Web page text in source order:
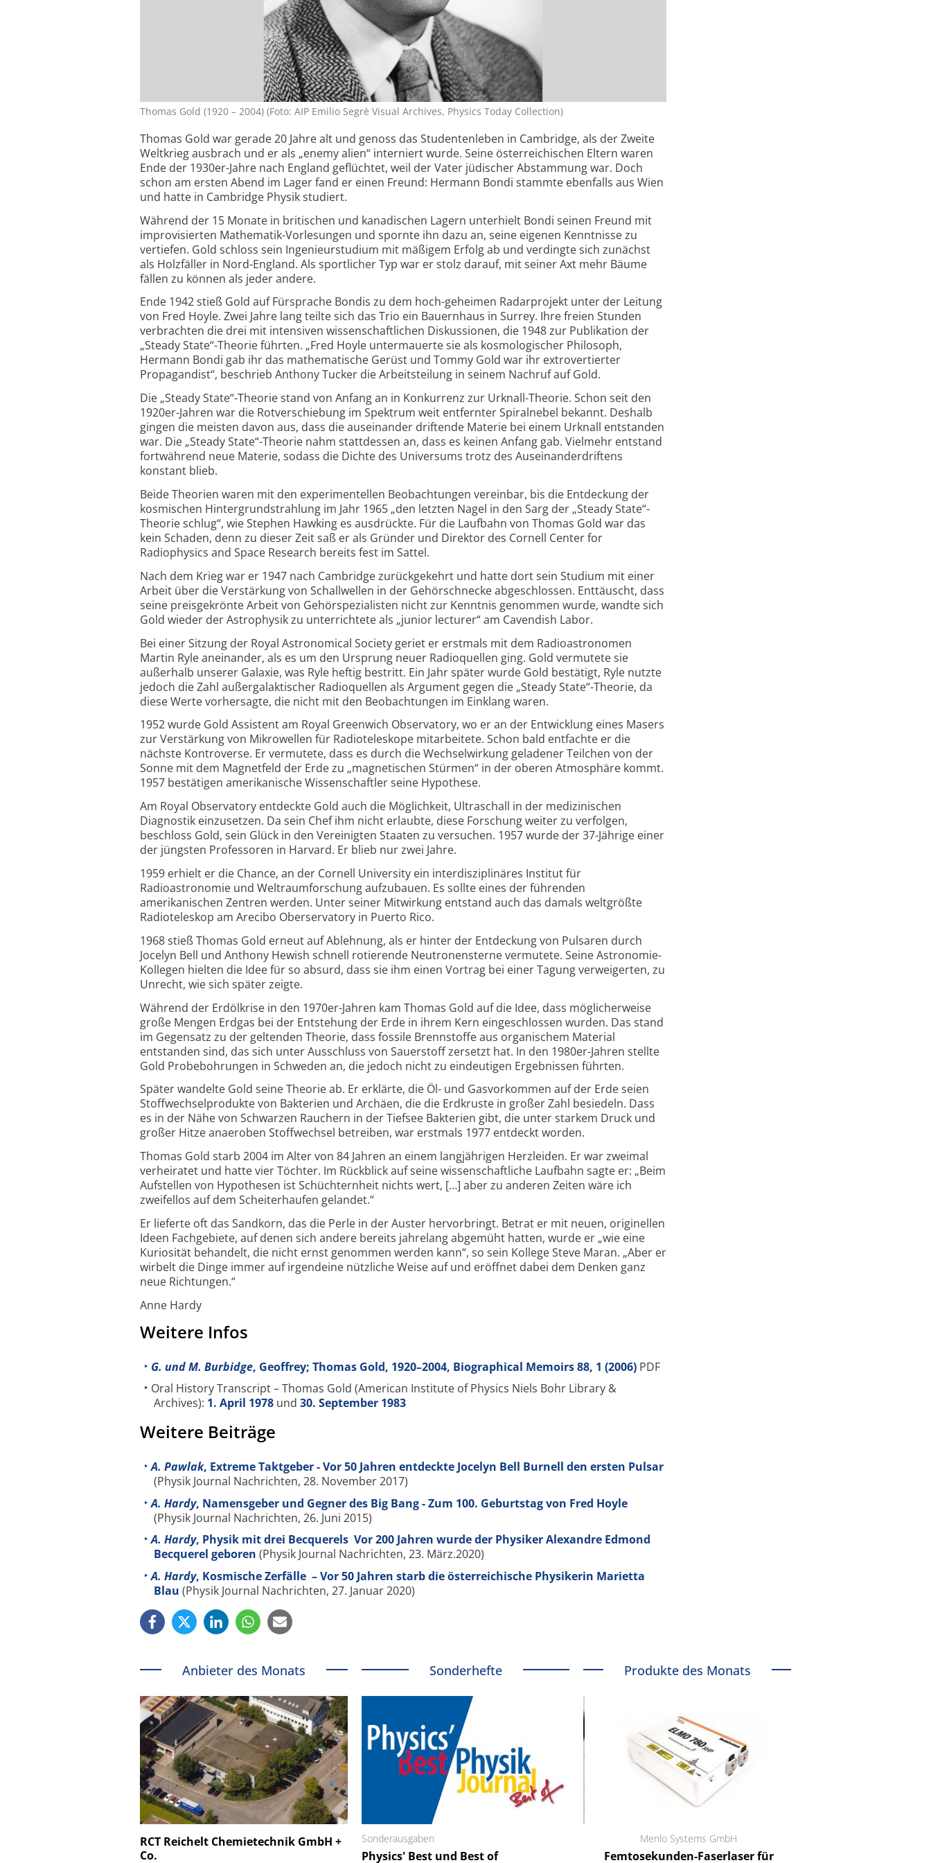
Thomas Gold (1920 – 2004) (Foto: AIP Emilio Segrè Visual Archives, Physics Today Collection)
Thomas Gold war gerade 20 Jahre alt und genoss das Studentenleben in Cambridge, als der Zweite
Weltkrieg ausbrach und er als „enemy alien“ interniert wurde. Seine österreichischen Eltern waren
Ende der 1930er-Jahre nach England geflüchtet, weil der Vater jüdischer Abstammung war. Doch
schon am ersten Abend im Lager fand er einen Freund: Hermann Bondi stammte ebenfalls aus Wien
und hatte in Cambridge Physik studiert.
Während der 15 Monate in britischen und kanadischen Lagern unterhielt Bondi seinen Freund mit
improvisierten Mathematik-Vorlesungen und spornte ihn dazu an, seine eigenen Kenntnisse zu
vertiefen. Gold schloss sein Ingenieurstudium mit mäßigem Erfolg ab und verdingte sich zunächst
als Holzfäller in Nord-England. Als sportlicher Typ war er stolz darauf, mit seiner Axt mehr Bäume
fällen zu können als jeder andere.
Ende 1942 stieß Gold auf Fürsprache Bondis zu dem hoch-geheimen Radarprojekt unter der Leitung
von Fred Hoyle. Zwei Jahre lang teilte sich das Trio ein Bauernhaus in Surrey. Ihre freien Stunden
verbrachten die drei mit intensiven wissenschaftlichen Diskussionen, die 1948 zur Publikation der
„Steady State“-Theorie führten. „Fred Hoyle untermauerte sie als kosmologischer Philosoph,
Hermann Bondi gab ihr das mathematische Gerüst und Tommy Gold war ihr extrovertierter
Propagandist“, beschrieb Anthony Tucker die Arbeitsteilung in seinem Nachruf auf Gold.
Die „Steady State“-Theorie stand von Anfang an in Konkurrenz zur Urknall-Theorie. Schon seit den
1920er-Jahren war die Rotverschiebung im Spektrum weit entfernter Spiralnebel bekannt. Deshalb
gingen die meisten davon aus, dass die auseinander driftende Materie bei einem Urknall entstanden
war. Die „Steady State“-Theorie nahm stattdessen an, dass es keinen Anfang gab. Vielmehr entstand
fortwährend neue Materie, sodass die Dichte des Universums trotz des Auseinanderdriftens
konstant blieb.
Beide Theorien waren mit den experimentellen Beobachtungen vereinbar, bis die Entdeckung der
kosmischen Hintergrundstrahlung im Jahr 1965 „den letzten Nagel in den Sarg der „Steady State“-
Theorie schlug“, wie Stephen Hawking es ausdrückte. Für die Laufbahn von Thomas Gold war das
kein Schaden, denn zu dieser Zeit saß er als Gründer und Direktor des Cornell Center for
Radiophysics and Space Research bereits fest im Sattel.
Nach dem Krieg war er 1947 nach Cambridge zurückgekehrt und hatte dort sein Studium mit einer
Arbeit über die Verstärkung von Schallwellen in der Gehörschnecke abgeschlossen. Enttäuscht, dass
seine preisgekrönte Arbeit von Gehörspezialisten nicht zur Kenntnis genommen wurde, wandte sich
Gold wieder der Astrophysik zu unterrichtete als „junior lecturer“ am Cavendish Labor.
Bei einer Sitzung der Royal Astronomical Society geriet er erstmals mit dem Radioastronomen
Martin Ryle aneinander, als es um den Ursprung neuer Radioquellen ging. Gold vermutete sie
außerhalb unserer Galaxie, was Ryle heftig bestritt. Ein Jahr später wurde Gold bestätigt, Ryle nutzte
jedoch die Zahl außergalaktischer Radioquellen als Argument gegen die „Steady State“-Theorie, da
diese Werte vorhersagte, die nicht mit den Beobachtungen im Einklang waren.
1952 wurde Gold Assistent am Royal Greenwich Observatory, wo er an der Entwicklung eines Masers
zur Verstärkung von Mikrowellen für Radioteleskope mitarbeitete. Schon bald entfachte er die
nächste Kontroverse. Er vermutete, dass es durch die Wechselwirkung geladener Teilchen von der
Sonne mit dem Magnetfeld der Erde zu „magnetischen Stürmen“ in der oberen Atmosphäre kommt.
1957 bestätigen amerikanische Wissenschaftler seine Hypothese.
Am Royal Observatory entdeckte Gold auch die Möglichkeit, Ultraschall in der medizinischen
Diagnostik einzusetzen. Da sein Chef ihm nicht erlaubte, diese Forschung weiter zu verfolgen,
beschloss Gold, sein Glück in den Vereinigten Staaten zu versuchen. 1957 wurde der 37-Jährige einer
der jüngsten Professoren in Harvard. Er blieb nur zwei Jahre.
1959 erhielt er die Chance, an der Cornell University ein interdisziplinäres Institut für
Radioastronomie und Weltraumforschung aufzubauen. Es sollte eines der führenden
amerikanischen Zentren werden. Unter seiner Mitwirkung entstand auch das damals weltgrößte
Radioteleskop am Arecibo Oberservatory in Puerto Rico.
1968 stieß Thomas Gold erneut auf Ablehnung, als er hinter der Entdeckung von Pulsaren durch
Jocelyn Bell und Anthony Hewish schnell rotierende Neutronensterne vermutete. Seine Astronomie-
Kollegen hielten die Idee für so absurd, dass sie ihm einen Vortrag bei einer Tagung verweigerten, zu
Unrecht, wie sich später zeigte.
Während der Erdölkrise in den 1970er-Jahren kam Thomas Gold auf die Idee, dass möglicherweise
große Mengen Erdgas bei der Entstehung der Erde in ihrem Kern eingeschlossen wurden. Das stand
im Gegensatz zu der geltenden Theorie, dass fossile Brennstoffe aus organischem Material
entstanden sind, das sich unter Ausschluss von Sauerstoff zersetzt hat. In den 1980er-Jahren stellte
Gold Probebohrungen in Schweden an, die jedoch nicht zu eindeutigen Ergebnissen führten.
Später wandelte Gold seine Theorie ab. Er erklärte, die Öl- und Gasvorkommen auf der Erde seien
Stoffwechselprodukte von Bakterien und Archäen, die die Erdkruste in großer Zahl besiedeln. Dass
es in der Nähe von Schwarzen Rauchern in der Tiefsee Bakterien gibt, die unter starkem Druck und
großer Hitze anaeroben Stoffwechsel betreiben, war erstmals 1977 entdeckt worden.
Thomas Gold starb 2004 im Alter von 84 Jahren an einem langjährigen Herzleiden. Er war zweimal
verheiratet und hatte vier Töchter. Im Rückblick auf seine wissenschaftliche Laufbahn sagte er: „Beim
Aufstellen von Hypothesen ist Schüchternheit nichts wert, […] aber zu anderen Zeiten wäre ich
zweifellos auf dem Scheiterhaufen gelandet.“
Er lieferte oft das Sandkorn, das die Perle in der Auster hervorbringt. Betrat er mit neuen, originellen
Ideen Fachgebiete, auf denen sich andere bereits jahrelang abgemüht hatten, wurde er „wie eine
Kuriosität behandelt, die nicht ernst genommen werden kann“, so sein Kollege Steve Maran. „Aber er
wirbelt die Dinge immer auf irgendeine nützliche Weise auf und eröffnet dabei dem Denken ganz
neue Richtungen.“
Anne Hardy
Weitere Infos
G. und M. Burbidge, Geoffrey; Thomas Gold, 1920–2004, Biographical Memoirs88, 1 (2006) PDF
Oral History Transcript – Thomas Gold (American Institute of Physics Niels Bohr Library &
Archives): 1. April 1978 und 30. September 1983
Weitere Beiträge
A. Pawlak, Extreme Taktgeber - Vor 50 Jahren entdeckte Jocelyn Bell Burnell den ersten Pulsar
(Physik Journal Nachrichten, 28. November 2017)
A. Hardy, Namensgeber und Gegner des Big Bang - Zum 100. Geburtstag von Fred Hoyle
(Physik Journal Nachrichten, 26. Juni 2015)
A. Hardy, Physik mit drei Becquerels Vor 200 Jahren wurde der Physiker Alexandre Edmond
Becquerel geboren (Physik Journal Nachrichten, 23. März.2020)
A. Hardy, Kosmische Zerfälle – Vor 50 Jahren starb die österreichische Physikerin Marietta
Blau (Physik Journal Nachrichten, 27. Januar 2020)
Anbieter des Monats
RCT Reichelt Chemietechnik GmbH +
Co.
Sonderhefte
Sonderausgaben
Physics' Best und Best of
Produkte des Monats
Schäfter + Kirchhoff GmbH
Elektronenmikroskopie auf
Menlo Systems GmbH
Femtosekunden-Faserlaser für